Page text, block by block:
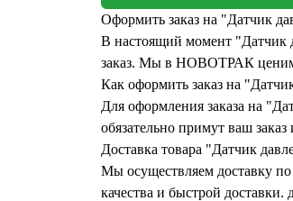
Оформить заказ на "Датчик
В настоящий момент "Датчик
заказ. Мы в НОВОТРАК ценим
Как оформить заказ на
Для оформления заказа на
обязательно примут ваш заказ
Доставка товара "Датчик
Мы осуществляем доставку
качества и быстрой